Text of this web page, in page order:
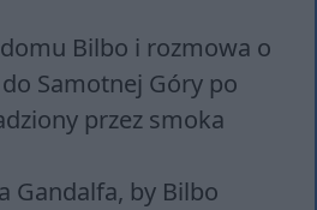
Bilbo i rozmowa o
Samotnej Góry po
przez smoka
Gandalfa, by Bilbo